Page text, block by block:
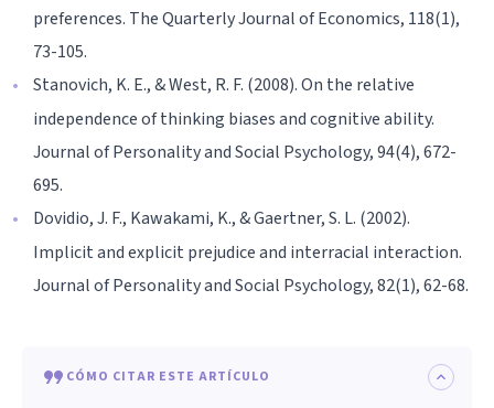
preferences. The Quarterly Journal of Economics, 118(1),
73-105.
Stanovich, K. E., & West, R. F. (2008). On the relative
independence of thinking biases and cognitive ability.
Journal of Personality and Social Psychology, 94(4), 672-
695.
Dovidio, J. F., Kawakami, K., & Gaertner, S. L. (2002).
Implicit and explicit prejudice and interracial interaction.
Journal of Personality and Social Psychology, 82(1), 62-68.
CÓMO CITAR ESTE ARTÍCULO